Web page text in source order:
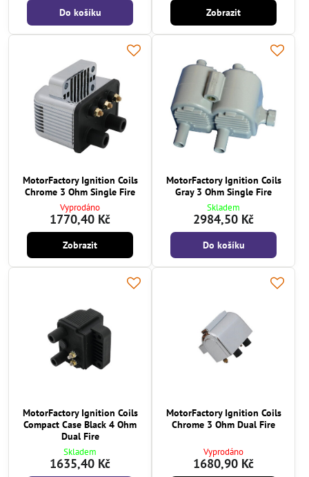
Do košíku Zobrazit
MotorFactory Ignition Coils
Chrome 3 Ohm Single Fire
Vyprodáno
1770,40 Kč
Zobrazit
MotorFactory Ignition Coils
Gray 3 Ohm Single Fire
Skladem
2984,50 Kč
Do košíku
MotorFactory Ignition Coils
Compact Case Black 4 Ohm
Dual Fire
Skladem
1635,40 Kč
MotorFactory Ignition Coils
Chrome 3 Ohm Dual Fire
Vyprodáno
1680,90 Kč